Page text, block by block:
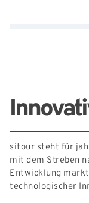
sitour steht für
mit dem Streben
Entwicklung
technologischer